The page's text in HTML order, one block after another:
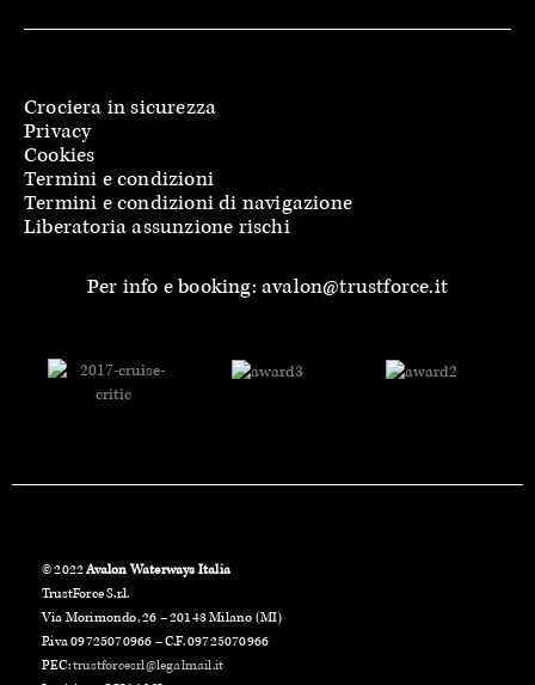
Crociera in sicurezza
Privacy
Cookies
Termini e condizioni
Termini e condizioni di navigazione
Liberatoria assunzione rischi
Per info e booking: avalon@trustforce.it
© 2022Avalon Waterways Italia
TrustForce S.r.l.
Via Morimondo, 26 – 20143 Milano (MI)
P.iva 09725070966 – C.F. 09725070966
PEC:trustforcesrl@legalmail.it